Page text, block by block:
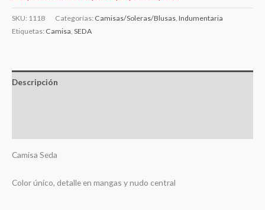
SKU: 1118 Categorías: Camisas/Soleras/Blusas, Indumentaria
Etiquetas: Camisa, SEDA
Descripción
Camisa Seda
Color único, detalle en mangas y nudo central